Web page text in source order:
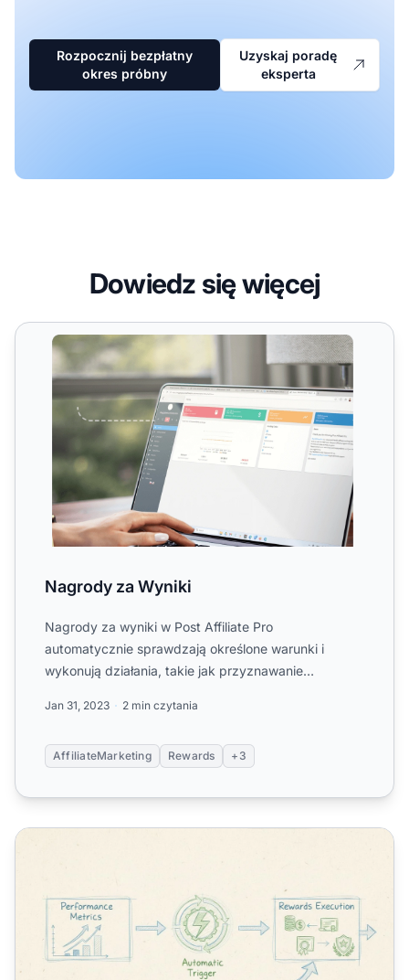
Rozpocznij bezpłatny
okres próbny
Uzyskaj poradę
eksperta
Dowiedz się więcej
Nagrody za Wyniki
Nagrody za Wyniki
Nagrody za wyniki w Post Affiliate Pro
automatycznie sprawdzają określone warunki i
wykonują działania, takie jak przyznawanie
Jan 31, 2023 2 min czytania
AffiliateMarketing Rewards +3
Czym są nagrody za wyniki? Kompletny przewodnik po